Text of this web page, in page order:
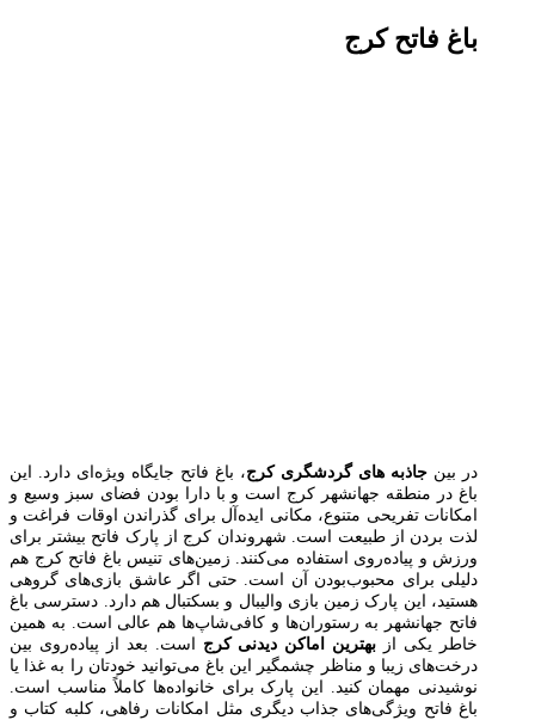
باغ فاتح کرج
در بین جاذبه های گردشگری کرج، باغ فاتح جایگاه ویژه‌ای دارد. این
باغ در منطقه جهانشهر کرج است و با دارا بودن فضای سبز وسیع و
امکانات تفریحی متنوع، مکانی ایده‌آل برای گذراندن اوقات فراغت و
لذت بردن از طبیعت است. شهروندان کرج از پارک فاتح بیشتر برای
ورزش و پیاده‌روی استفاده می‌کنند. زمین‌های تنیس باغ فاتح کرج هم
دلیلی برای محبوب‌بودن آن است. حتی اگر عاشق بازی‌های گروهی
هستید، این پارک زمین بازی والیبال و بسکتبال هم دارد. دسترسی باغ
فاتح جهانشهر به رستوران‌ها و کافی‌شاپ‌ها هم عالی است. به همین
خاطر یکی از بهترین اماکن دیدنی کرج است. بعد از پیاده‌روی بین
درخت‌های زیبا و مناظر چشمگیر این باغ می‌توانید خودتان را به غذا یا
نوشیدنی مهمان کنید. این پارک برای خانواده‌ها کاملاً مناسب است.
باغ فاتح ویژگی‌های جذاب دیگری مثل امکانات رفاهی، کلبه کتاب و